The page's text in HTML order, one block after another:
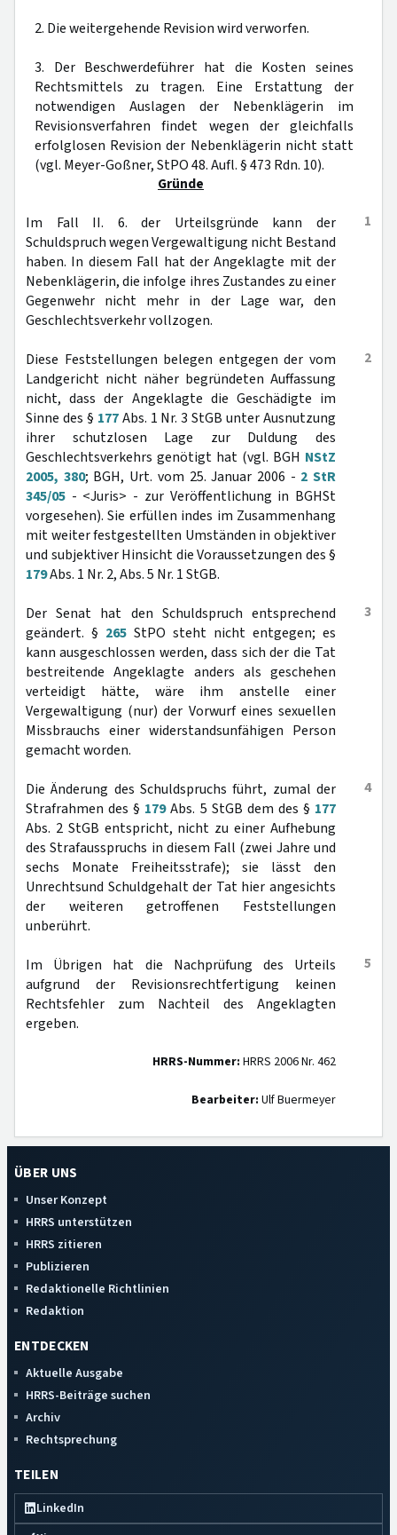
2. Die weitergehende Revision wird verworfen.
3. Der Beschwerdeführer hat die Kosten seines
Rechtsmittels zu tragen. Eine Erstattung der
notwendigen Auslagen der Nebenklägerin im
Revisionsverfahren findet wegen der gleichfalls
erfolglosen Revision der Nebenklägerin nicht statt
(vgl. Meyer-Goßner, StPO 48. Aufl. § 473 Rdn. 10).
Gründe
1
Im Fall II. 6. der Urteilsgründe kann der
Schuldspruch wegen Vergewaltigung nicht Bestand
haben. In diesem Fall hat der Angeklagte mit der
Nebenklägerin, die infolge ihres Zustandes zu einer
Gegenwehr nicht mehr in der Lage war, den
Geschlechtsverkehr vollzogen.
2
Diese Feststellungen belegen entgegen der vom
Landgericht nicht näher begründeten Auffassung
nicht, dass der Angeklagte die Geschädigte im
Sinne des § 177Abs. 1 Nr. 3 StGB unter Ausnutzung
ihrer schutzlosen Lage zur Duldung des
Geschlechtsverkehrs genötigt hat (vgl. BGH NStZ
2005, 380; BGH, Urt. vom 25. Januar 2006 - 2 StR
345/05 - <Juris> - zur Veröffentlichung in BGHSt
vorgesehen). Sie erfüllen indes im Zusammenhang
mit weiter festgestellten Umständen in objektiver
und subjektiver Hinsicht die Voraussetzungen des §
179Abs. 1 Nr. 2, Abs. 5 Nr. 1 StGB.
3
Der Senat hat den Schuldspruch entsprechend
geändert. § 265 StPO steht nicht entgegen; es
kann ausgeschlossen werden, dass sich der die Tat
bestreitende Angeklagte anders als geschehen
verteidigt hätte, wäre ihm anstelle einer
Vergewaltigung (nur) der Vorwurf eines sexuellen
Missbrauchs einer widerstandsunfähigen Person
gemacht worden.
4
Die Änderung des Schuldspruchs führt, zumal der
Strafrahmen des § 179Abs. 5 StGB dem des § 177
Abs. 2 StGB entspricht, nicht zu einer Aufhebung
des Strafausspruchs in diesem Fall (zwei Jahre und
sechs Monate Freiheitsstrafe); sie lässt den
Unrechtsund Schuldgehalt der Tat hier angesichts
der weiteren getroffenen Feststellungen
unberührt.
5
Im Übrigen hat die Nachprüfung des Urteils
aufgrund der Revisionsrechtfertigung keinen
Rechtsfehler zum Nachteil des Angeklagten
ergeben.
HRRS-Nummer: HRRS 2006 Nr. 462
Bearbeiter: Ulf Buermeyer
ÜBER UNS
Unser Konzept
HRRS unterstützen
HRRS zitieren
Publizieren
Redaktionelle Richtlinien
Redaktion
ENTDECKEN
Aktuelle Ausgabe
HRRS-Beiträge suchen
Archiv
Rechtsprechung
TEILEN
LinkedIn